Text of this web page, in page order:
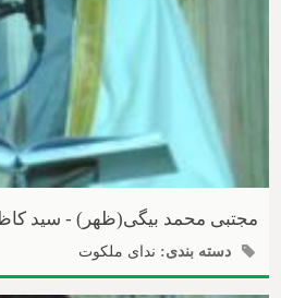
مجتبی محمد بیگی(ظهر) - سید
دسته بندی: ندای ملکوت